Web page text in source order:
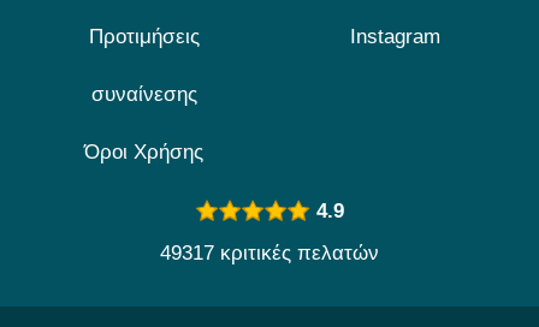
Προτιμήσεις
συναίνεσης
Όροι Χρήσης
Instagram
4.9
49317 κριτικές πελατών